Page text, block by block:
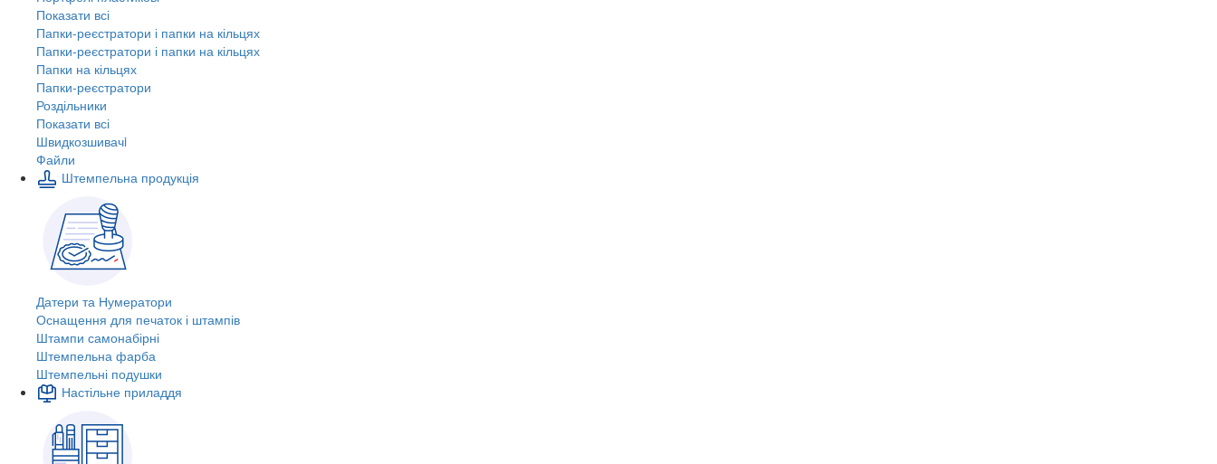
Показати всі
Папки-реєстратори і папки на кільцях
Папки-реєстратори і папки на кільцях
Папки на кільцях
Папки-реєстратори
Роздільники
Показати всі
Швидкозшивачi
Файли
Штемпельна продукція
Датери та Нумератори
Оснащення для печаток і штампів
Штампи самонабірні
Штемпельна фарба
Штемпельні подушки
Настільне приладдя